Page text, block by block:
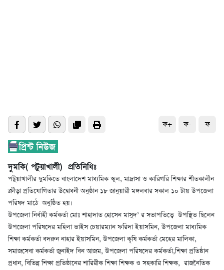
ফ+ ফ- ফ
দুমকি( পটুয়াখালী) প্রতিনিধিঃ
পটুয়াখালীর দুমকিতে বাংলাদেশ মাধ্যমিক স্কুল, মাদ্রাসা ও কারিগরি শিক্ষার শীতকালীন
ক্রীড়া প্রতিযোগিতার উদ্বোধনী অনুষ্ঠান ১৮ জানুয়ারী মঙ্গলবার সকাল ১০ টায় উপজেলা
পরিষদ মাঠে অনুষ্ঠিত হয়।
উপজেলা নির্বাহী কর্মকর্তা মোঃ শাহাদাত হোসেন মাসুদ’ র সভাপতিত্বে উপস্থিত ছিলেন
উপজেলা পরিষদের মহিলা ভাইস চেয়ারম্যান ফরিদা ইয়াসমিন, উপজেলা মাধ্যমিক
শিক্ষা কর্মকর্তা বদরুন নাহার ইয়াসমিন, উপজেলা কৃষি কর্মকর্তা মেহের মালিকা,
সমাজসেবা কর্মকর্তা জুনাইদ বিন আজম, উপজেলা পরিষদের কর্মকর্তা,শিক্ষা প্রতিষ্ঠান
প্রধান, বিভিন্ন শিক্ষা প্রতিষ্ঠানের শারিরীক শিক্ষা শিক্ষক ও সহকারি শিক্ষক, রাজনৈতিক